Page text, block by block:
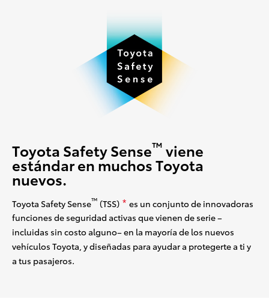
Toyota Safety Sense™ viene
estándar en muchos Toyota
nuevos.
Toyota Safety Sense™ (TSS) * es un conjunto de innovadoras
funciones de seguridad activas que vienen de serie –
incluidas sin costo alguno– en la mayoría de los nuevos
vehículos Toyota, y diseñadas para ayudar a protegerte a ti y
a tus pasajeros.